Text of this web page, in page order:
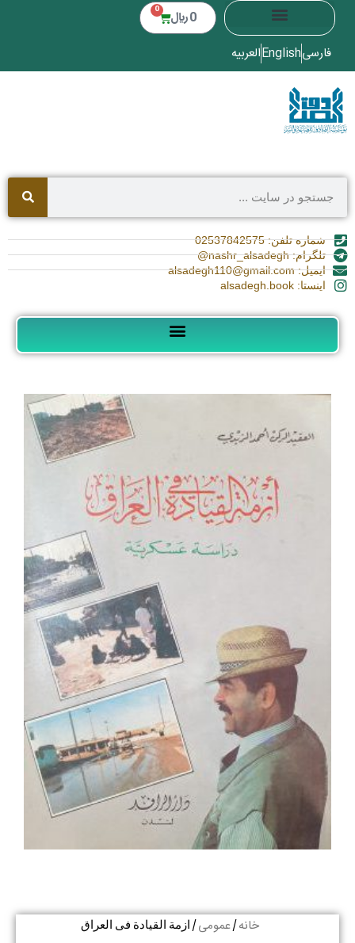
0 ﷼ 0
فارسیEnglishالعربیه
شماره تلفن: 02537842575
تلگرام: nashr_alsadegh@
ایمیل: alsadegh110@gmail.com
اینستا: alsadegh.book
خانه/ عمومی/ ازمة القیادة فی العراق